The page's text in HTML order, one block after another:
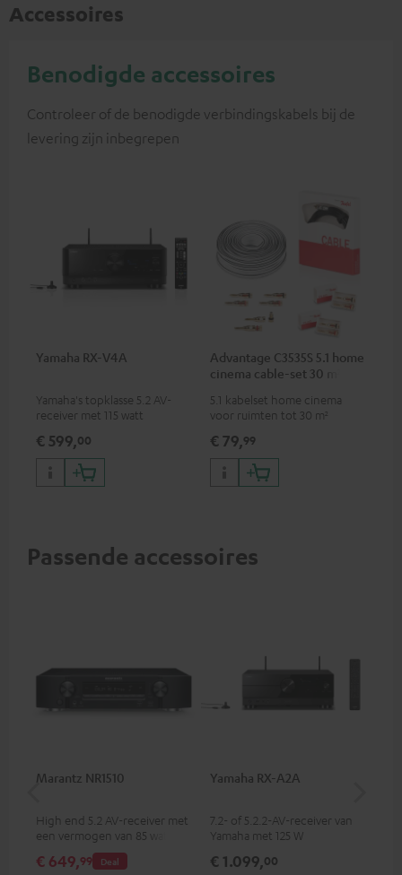
Accessoires
Benodigde accessoires
Controleer of de benodigde verbindingskabels bij de
levering zijn inbegrepen
Yamaha RX-V4A
Yamaha's topklasse 5.2 AV-
receiver met 115 watt
(6 ohm, 0,9% THD),
versterker met hoge slew rate
€ 599,00
Advantage C3535S 5.1 home
cinema cable-set 30 m²
5.1 kabelset home cinema
voor ruimten tot 30 m²
€ 79,99
Passende accessoires
Marantz NR1510
High end 5.2 AV-receiver met
een vermogen van 85 watt
Deal
€ 649,99
Yamaha RX-A2A
7.2- of 5.2.2-AV-receiver van
Yamaha met 125 W
(8 Ohm, 0,9 % THD)
€ 1.099,00